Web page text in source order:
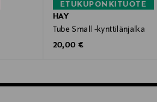
ETUKUPONKITUOTE
HAY
Tube Small -kynttilänjalka
Original Price
20,00 €